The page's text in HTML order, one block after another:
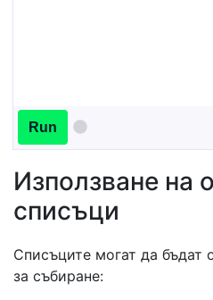
Run
Използване на
списъци
Списъците могат да бъдат
за събиране: